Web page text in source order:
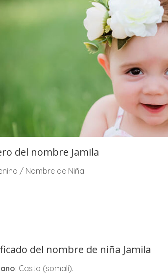
del nombre Jamila
/ Nombre de Niña
del nombre de niña Jamila
: Casto (somalí).